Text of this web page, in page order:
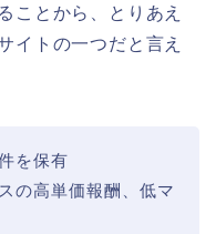
ことから、とりあえ
イトの一つだと言え
を保有
の高単価報酬、低マ